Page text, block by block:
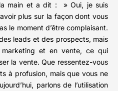
la main et a dit : » Oui, je suis
plus sur la façon dont vous
le moment d’être complaisant.
leads et des prospects, mais
et en vente, ce qui
la vente. Que ressentez-vous
à profusion, mais que vous ne
parlons de l’utilisation